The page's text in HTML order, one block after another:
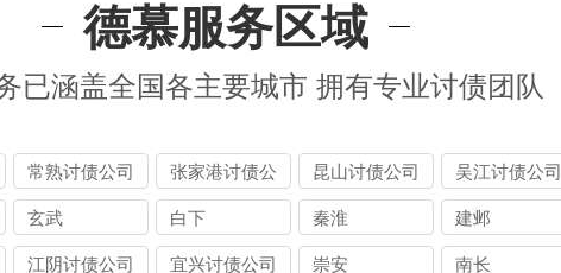
德慕服务区域
已涵盖全国各主要城市 拥有专业讨债团队
常熟讨债公司
张家港讨债公
司
昆山讨债公司 吴江讨债公司
玄武 白下 秦淮 建邺
江阴讨债公司 宜兴讨债公司 崇安 南长